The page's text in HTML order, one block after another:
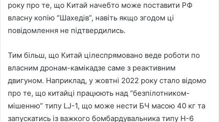
року про те, що Китай начебто може поставити РФ
власну копію “Шахедів”, навіть якщо згодом ці
повідомлення не підтвердились.
Тим більш, що Китай цілеспрямовано веде роботи по
власним дронам-камікадзе саме з реактивним
двигуном. Наприклад, у жовтні 2022 року стало відомо
про те, що китайці працюють над “безпілотником-
мішенню” типу LJ-1, що може нести БЧ масою 40 кг та
запускатись із важкого бомбардувальника типу H-6